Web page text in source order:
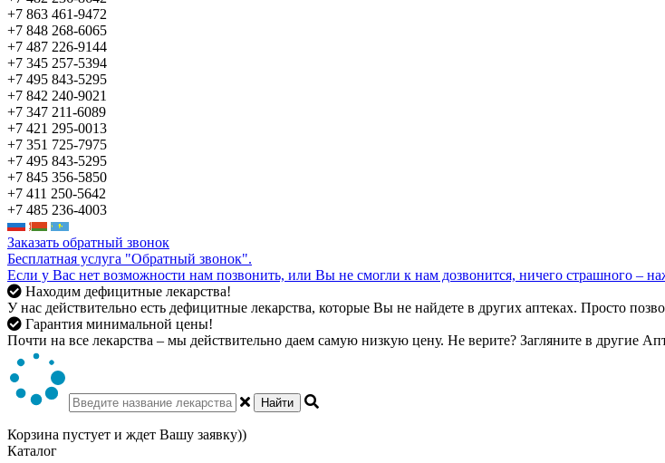
+7 863 461-9472
+7 848 268-6065
+7 487 226-9144
+7 345 257-5394
+7 495 843-5295
+7 842 240-9021
+7 347 211-6089
+7 421 295-0013
+7 351 725-7975
+7 495 843-5295
+7 845 356-5850
+7 411 250-5642
+7 485 236-4003
Заказать обратный звонок
Бесплатная услуга "Обратный звонок".
Если у Вас нет возможности нам позвонить, или Вы не смогли к нам дозвонится, ничего страшного –
Находим дефицитные лекарства!
У нас действительно есть дефицитные лекарства, которые Вы не найдете в других аптеках. Просто
Гарантия минимальной цены!
Почти на все лекарства – мы действительно даем самую низкую цену. Не верите? Загляните в другие
Найти
Корзина пустует и ждет Вашу заявку))
Каталог